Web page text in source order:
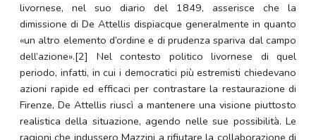
livornese, nel suo diario del 1849, asserisce che la
dimissione di De Attellis dispiacque generalmente in quanto
«un altro elemento d’ordine e di prudenza spariva dal campo
dell’azione».[2] Nel contesto politico livornese di quel
periodo, infatti, in cui i democratici più estremisti chiedevano
azioni rapide ed efficaci per contrastare la restaurazione di
Firenze, De Attellis riuscì a mantenere una visione piuttosto
realistica della situazione, agendo nelle sue possibilità. Le